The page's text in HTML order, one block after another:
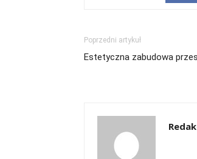
Poprzedni artykuł
Estetyczna zabudowa